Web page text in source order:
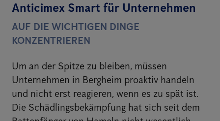
Anticimex Smart für Unternehmen
AUF DIE WICHTIGEN DINGE
KONZENTRIEREN
Um an der Spitze zu bleiben, müssen
Unternehmen in Bergheim proaktiv handeln
und nicht erst reagieren, wenn es zu spät ist.
Die Schädlingsbekämpfung hat sich seit dem